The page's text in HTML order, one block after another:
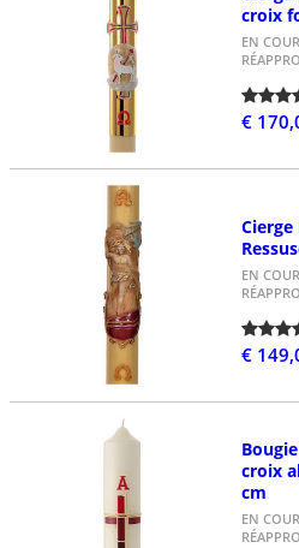
croix
EN
€
EN
€
croix
cm
EN